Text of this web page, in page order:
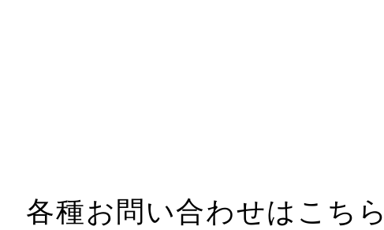
各種お問い合わせは こち